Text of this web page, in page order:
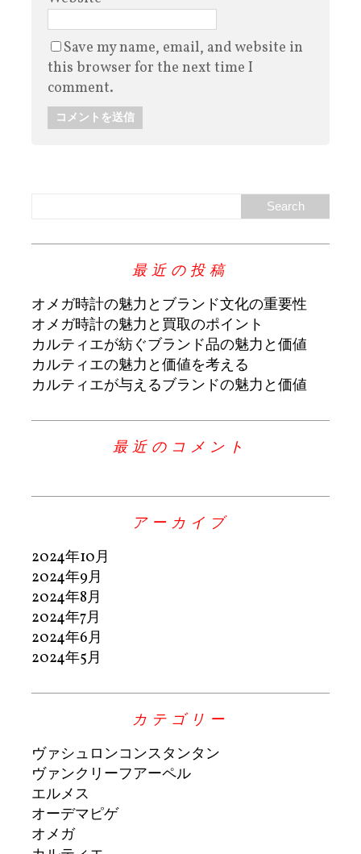
Save my name, email, and website in
this browser for the next time I
comment.
最近の投稿
オメガ時計の魅力とブランド文化の重要性
オメガ時計の魅力と買取のポイント
カルティエが紡ぐブランド品の魅力と価値
カルティエの魅力と価値を考える
カルティエが与えるブランドの魅力と価値
最近のコメント
アーカイブ
2024年10月
2024年9月
2024年8月
2024年7月
2024年6月
2024年5月
カテゴリー
ヴァシュロンコンスタンタン
ヴァンクリーフアーペル
エルメス
オーデマピゲ
オメガ